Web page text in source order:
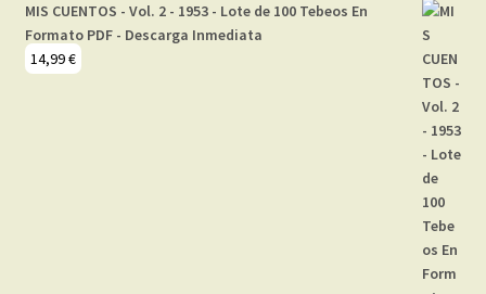
MIS CUENTOS - Vol. 2 - 1953 - Lote de 100 Tebeos En
Formato PDF - Descarga Inmediata
14,99€